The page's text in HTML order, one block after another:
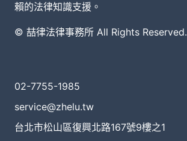
賴的法律知識支援。
© 喆律法律事務所 All Rights Reserved.
02-7755-1985
service@zhelu.tw
台北市松山區復興北路167號9樓之1